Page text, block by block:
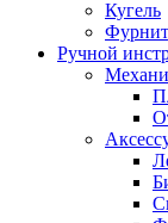
Кугель
Ручной